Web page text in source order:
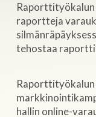
raportteja
tehostaa
hallin online-